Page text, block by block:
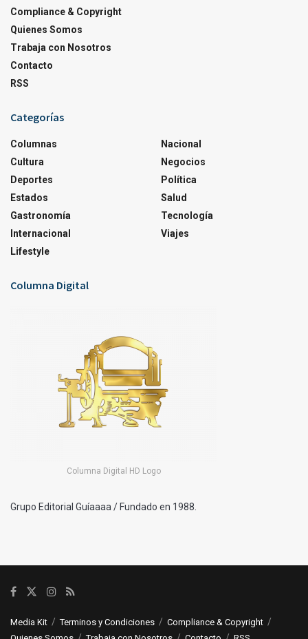
Compliance & Copyright
Quienes Somos
Trabaja con Nosotros
Contacto
RSS
Categorías
Columnas
Cultura
Deportes
Estados
Gastronomía
Internacional
Lifestyle
Nacional
Negocios
Política
Salud
Tecnología
Viajes
Columna Digital
Columna Digital HD Logo
Grupo Editorial Guíaaaa / Fundado en 1988.
Media Kit Terminos y Condiciones
Compliance & Copyright